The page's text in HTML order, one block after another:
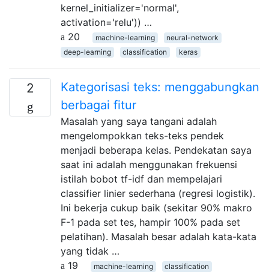
kernel_initializer='normal',
activation='relu')) …
20
machine-learning
neural-network
deep-learning
classification keras
2
Kategorisasi teks: menggabungkan
berbagai fitur
Masalah yang saya tangani adalah
mengelompokkan teks-teks pendek
menjadi beberapa kelas. Pendekatan saya
saat ini adalah menggunakan frekuensi
istilah bobot tf-idf dan mempelajari
classifier linier sederhana (regresi logistik).
Ini bekerja cukup baik (sekitar 90% makro
F-1 pada set tes, hampir 100% pada set
pelatihan). Masalah besar adalah kata-kata
yang tidak …
19
machine-learning
classification